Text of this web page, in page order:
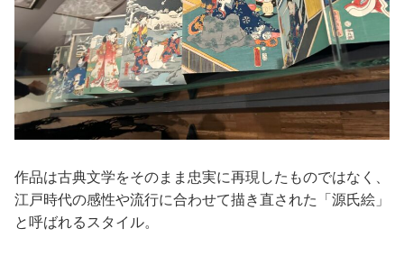
作品は古典文学をそのまま忠実に再現したものではなく、
江戸時代の感性や流行に合わせて描き直された「源氏絵」
と呼ばれるスタイル。